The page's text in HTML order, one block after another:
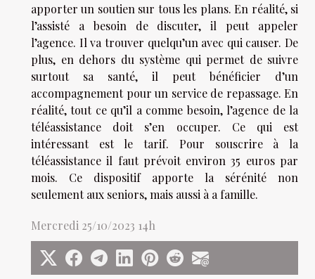
apporter un soutien sur tous les plans. En réalité, si
l’assisté a besoin de discuter, il peut appeler
l’agence. Il va trouver quelqu’un avec qui causer. De
plus, en dehors du système qui permet de suivre
surtout sa santé, il peut bénéficier d’un
accompagnement pour un service de repassage. En
réalité, tout ce qu’il a comme besoin, l’agence de la
téléassistance doit s’en occuper. Ce qui est
intéressant est le tarif. Pour souscrire à la
téléassistance il faut prévoit environ 35 euros par
mois. Ce dispositif apporte la sérénité non
seulement aux seniors, mais aussi à a famille.
Mercredi 25/10/2023 14h